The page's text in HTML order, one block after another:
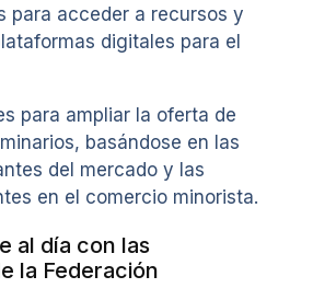
para acceder a recursos y
digitales para el
para ampliar la oferta de
basándose en las
del mercado y las
en el comercio minorista.
al día con las
la Federación